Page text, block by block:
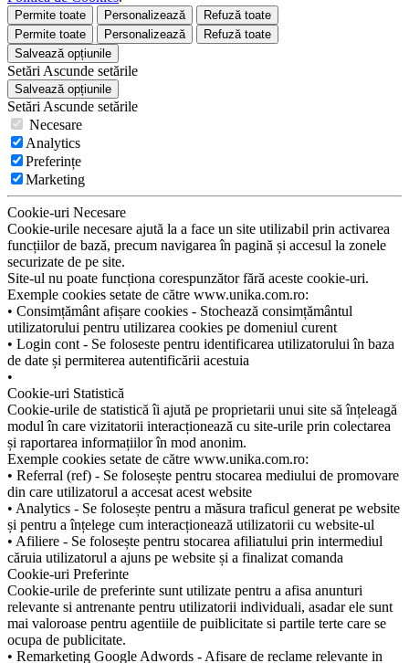
Permite toate Personalizează
Refuză toate
Permite toate
Personalizează
Refuză toate
Salvează opțiunile
Setări Ascunde setările
Salvează opțiunile
Setări Ascunde setările
Necesare
Analytics
Preferințe
Marketing
Cookie-uri Necesare
Cookie-urile necesare ajută la a face un site utilizabil prin activarea
funcțiilor de bază, precum navigarea în pagină și accesul la zonele
securizate de pe site.
Site-ul nu poate funcționa corespunzător fără aceste cookie-uri.
Exemple cookies setate de către www.unika.com.ro:
• Consimțământ afișare cookies - Stochează consimțământul
utilizatorului pentru utilizarea cookies pe domeniul curent
• Login cont - Se foloseste pentru identificarea utilizatorului în baza
de date și permiterea autentificării acestuia
•
Cookie-uri Statistică
Cookie-urile de statistică îi ajută pe proprietarii unui site să înțeleagă
modul în care vizitatorii interacționează cu site-urile prin colectarea
și raportarea informațiilor în mod anonim.
Exemple cookies setate de către www.unika.com.ro:
• Referral (ref) - Se folosește pentru stocarea mediului de promovare
din care utilizatorul a accesat acest website
• Analytics - Se folosește pentru a măsura traficul generat pe website
și pentru a înțelege cum interacționează utilizatorii cu website-ul
• Afiliere - Se folosește pentru stocarea afiliatului prin intermediul
căruia utilizatorul a ajuns pe website și a finalizat comanda
Cookie-uri Preferinte
Cookie-urile de preferinte sunt utilizate pentru a afisa anunturi
relevante si antrenante pentru utilizatorii individuali, asadar ele sunt
mai valoroase pentru agentiile de puiblicitate si partile terte care se
ocupa de publicitate.
• Remarketing Google Adwords - Afisare de reclame relevante in